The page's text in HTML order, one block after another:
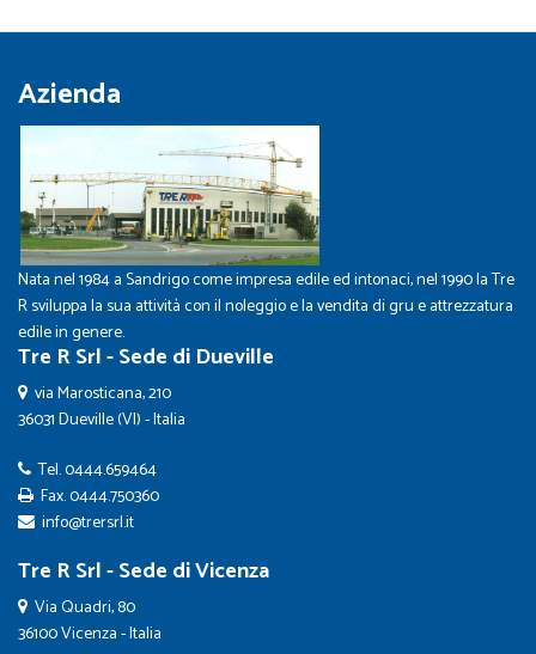
Azienda
Nata nel 1984 a Sandrigo come impresa edile ed intonaci, nel 1990 la Tre
R sviluppa la sua attività con il noleggio e la vendita di gru e attrezzatura
edile in genere.
Tre R Srl - Sede di Dueville
via Marosticana, 210
36031 Dueville (VI) - Italia
Tel.0444.659464
Fax. 0444.750360
info@trersrl.it
Tre R Srl - Sede di Vicenza
Via Quadri, 80
36100 Vicenza - Italia